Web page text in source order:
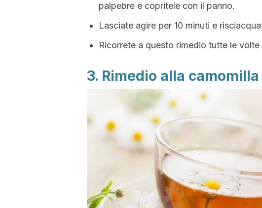
palpebre e copritele con il panno.
Lasciate agire per 10 minuti e
Ricorrete a questo rimedio tutte le
3. Rimedio alla camomilla